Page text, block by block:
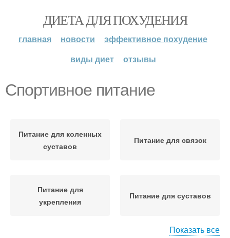
ДИЕТА ДЛЯ ПОХУДЕНИЯ
главная новости
эффективное похудение
виды диет
отзывы
Спортивное питание
Питание для коленных
суставов
Питание для связок
Питание для
укрепления
Питание для суставов
Показать все